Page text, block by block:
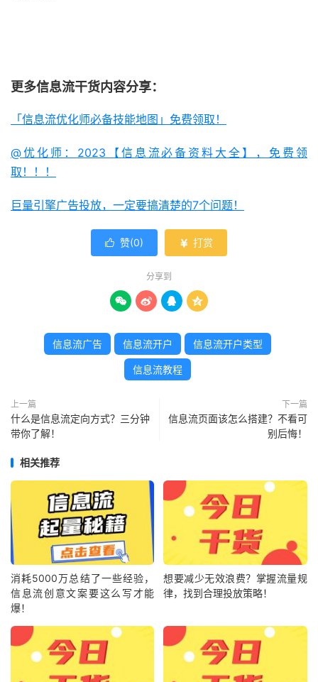
更多信息流干货内容分享：
「信息流优化师必备技能地图」免费领取！
@优化师：2023【信息流必备资料大全】，免费领
取！！！
巨量引擎广告投放，一定要搞清楚的7个问题！
 赞(0)  打赏
分享到
   
信息流广告 信息流开户 信息流开户类型
信息流教程
上一篇
什么是信息流定向方式？三分钟
带你了解！
下一篇
信息流页面该怎么搭建？不看可
别后悔！
相关推荐
消耗5000万总结了一些经验，
信息流创意文案要这么写才能
爆！
想要减少无效浪费？掌握流量规
律，找到合理投放策略！